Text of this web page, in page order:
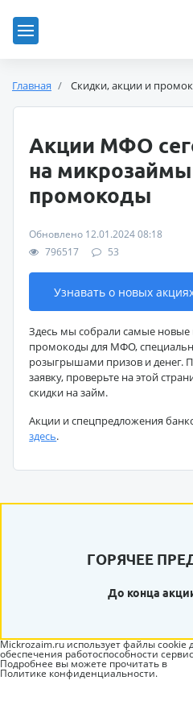
Главная Скидки, акции и
Акции МФО
на
промокоды
Обновлено 12.01.2024 08:18
796517
53
Узнавать о новых
Здесь мы собрали самые
промокоды для МФО,
розыгрышами призов и денег.
заявку, проверьте на этой
скидки на займ.
Акции и спецпредложения
здесь.
ГОРЯЧЕЕ
До конца
Mickrozaim.ru использует файлы cookie
обеспечения работоспособности
Подробнее вы можете прочитать в
Политике конфиденциальности.